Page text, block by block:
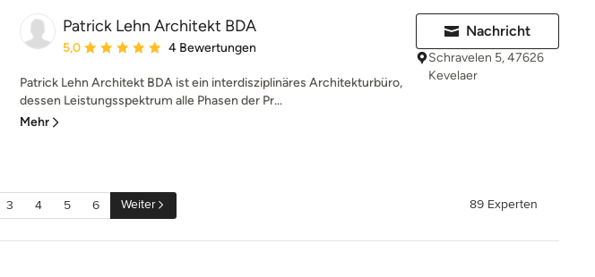
Patrick Lehn Architekt BDA
Durchschnittliche Bewertung: 5 von 5 Sternen
5,0 4 Bewertungen
Patrick Lehn Architekt BDA ist ein interdisziplinäres Architekturbüro,
dessen Leistungsspektrum alle Phasen der Pr...
Mehr
Nachricht
Schravelen 5, 47626
Kevelaer
3 4 5 6 Weiter 89 Experten